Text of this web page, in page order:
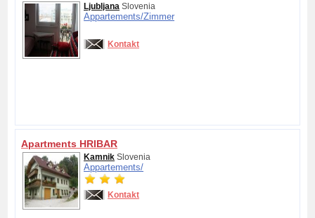
Ljubljana Slovenia
Appartements/Zimmer
Kontakt
Apartments HRIBAR
Kamnik Slovenia
Appartements/
Kontakt